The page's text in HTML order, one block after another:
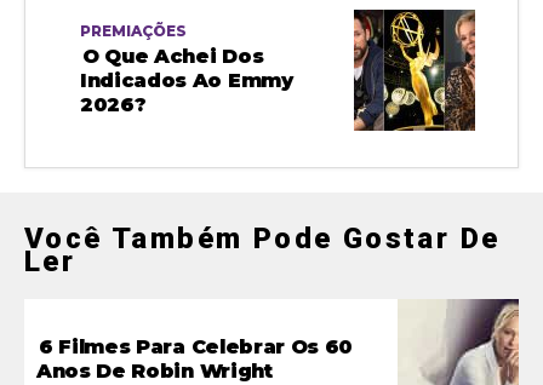
PREMIAÇÕES
O Que Achei Dos
Indicados Ao Emmy
2026?
Você Também Pode Gostar De
Ler
6 Filmes Para Celebrar Os 60
Anos De Robin Wright